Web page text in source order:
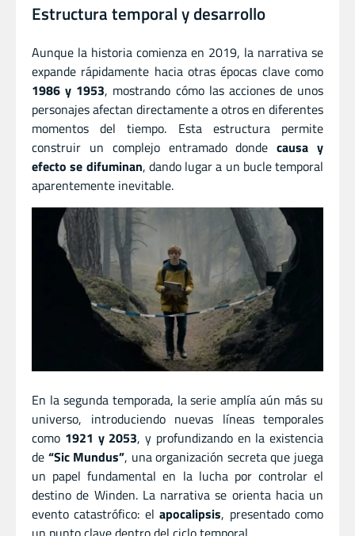
Estructura temporal y desarrollo
Aunque la historia comienza en 2019, la narrativa se
expande rápidamente hacia otras épocas clave como
1986 y 1953, mostrando cómo las acciones de unos
personajes afectan directamente a otros en diferentes
momentos del tiempo. Esta estructura permite
construir un complejo entramado dondecausa y
efecto se difuminan, dando lugar a un bucle temporal
aparentemente inevitable.
En la segunda temporada, la serie amplía aún más su
universo, introduciendo nuevas líneas temporales
como 1921 y 2053, y profundizando en la existencia
de “Sic Mundus”, una organización secreta que juega
un papel fundamental en la lucha por controlar el
destino de Winden. La narrativa se orienta hacia un
evento catastrófico: elapocalipsis, presentado como